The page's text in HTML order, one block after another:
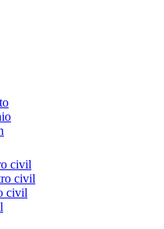
civil
civil
civil